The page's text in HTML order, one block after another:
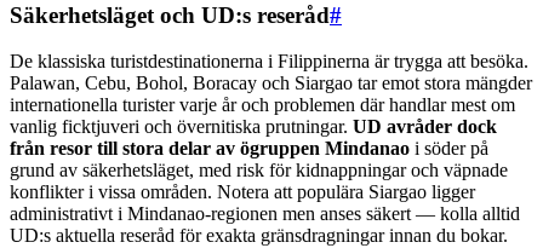
Säkerhetsläget och UD:s reseråd#
De klassiska turistdestinationerna i Filippinerna är trygga att besöka.
Palawan, Cebu, Bohol, Boracay och Siargao tar emot stora mängder
internationella turister varje år och problemen där handlar mest om
vanlig ficktjuveri och övernitiska prutningar. UD avråder dock
från resor till stora delar av ögruppen Mindanao i söder på
grund av säkerhetsläget, med risk för kidnappningar och väpnade
konflikter i vissa områden. Notera att populära Siargao ligger
administrativt i Mindanao-regionen men anses säkert — kolla alltid
UD:s aktuella reseråd för exakta gränsdragningar innan du bokar.